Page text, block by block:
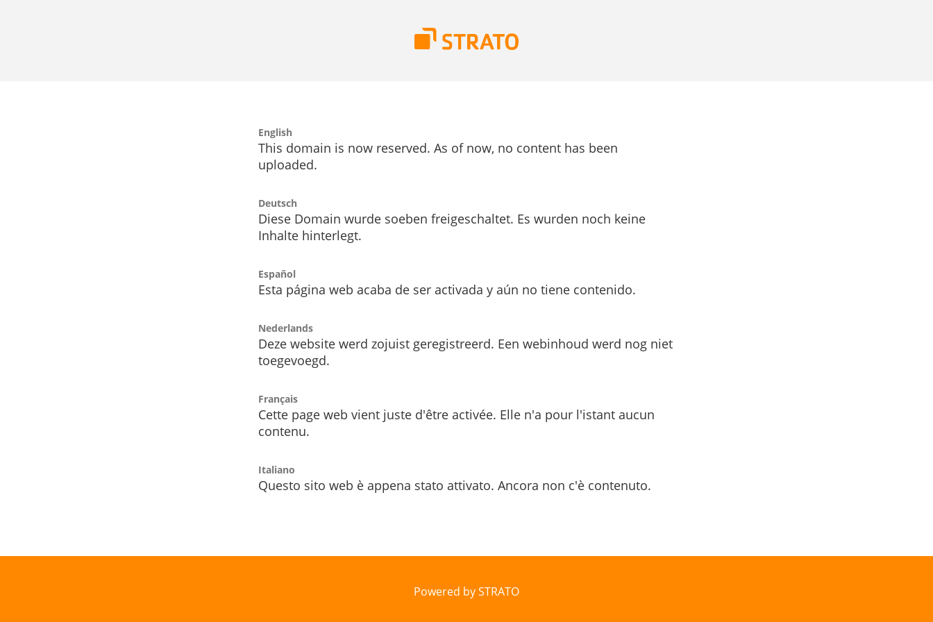
English
This domain is now reserved. As of now, no content has been
uploaded.
Deutsch
Diese Domain wurde soeben freigeschaltet. Es wurden noch keine
Inhalte hinterlegt.
Español
Esta página web acaba de ser activada y aún no tiene contenido.
Nederlands
Deze website werd zojuist geregistreerd. Een webinhoud werd nog niet
toegevoegd.
Français
Cette page web vient juste d'être activée. Elle n'a pour l'istant aucun
contenu.
Italiano
Questo sito web è appena stato attivato. Ancora non c'è contenuto.
Powered by STRATO